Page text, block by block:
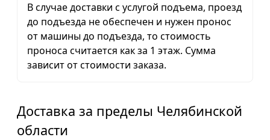
В случае доставки с услугой подъема, проезд
до подъезда не обеспечен и нужен пронос
от машины до подъезда, то стоимость
проноса считается как за 1 этаж. Сумма
зависит от стоимости заказа.
Доставка за пределы Челябинской
области